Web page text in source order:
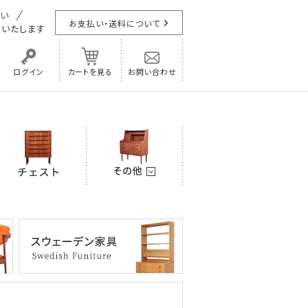
いたします お支払い・送料について
ログイン カートを見る お問い合わせ